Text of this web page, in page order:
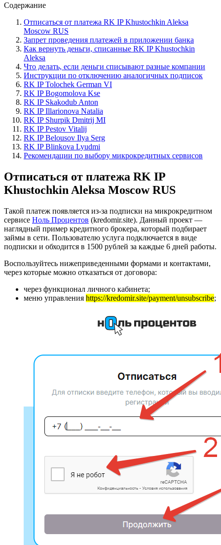
Содержание
Отписаться от платежа RK IP Khustochkin Aleksa
Moscow RUS
Запрет проведения платежей в приложении банка
Как вернуть деньги, списанные RK IP Khustochkin
Aleksa
Что делать, если деньги списывают разные компании
Инструкции по отключению аналогичных подписок
RK IP Tolochek German VI
RK IP Bogomolova Kse
RK IP Skakodub Anton
RK IP Illarionova Natalia
RK IP Shurpik Dmitrij MI
RK IP Pestov Vitalij
RK IP Belousov Ilya Serg
RK IP Blinkova Lyudmi
Рекомендации по выбору микрокредитных сервисов
Отписаться от платежа RK IP
Khustochkin Aleksa Moscow RUS
Такой платеж появляется из-за подписки на микрокредитном
сервисе Ноль Процентов (kredomir.site). Данный проект —
наглядный пример кредитного брокера, который подбирает
займы в сети. Пользователю услуга подключается в виде
подписки и обходится в 1500 рублей за каждые 6 дней работы.
Воспользуйтесь нижеприведенными формами и контактами,
через которые можно отказаться от договора:
через функционал личного кабинета;
меню управления https://kredomir.site/payment/unsubscribe;